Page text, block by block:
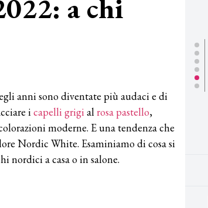
a chi
anni sono diventate più audaci e di
i capelli grigi al rosa pastello,
moderne. E una tendenza che
Nordic White. Esaminiamo di cosa si
nordici a casa o in salone.